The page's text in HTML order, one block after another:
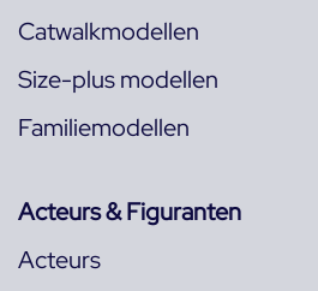
Catwalkmodellen
Size-plus modellen
Familiemodellen
Acteurs & Figuranten
Acteurs